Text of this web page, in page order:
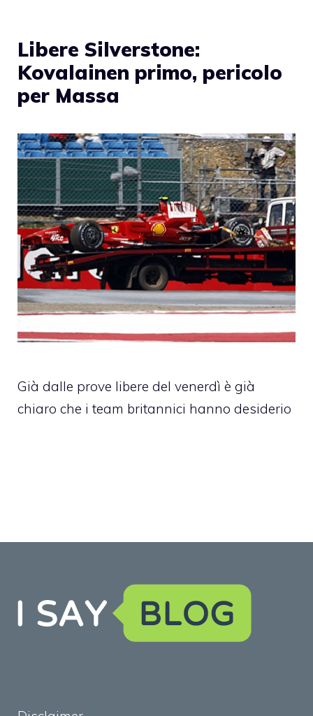
Libere Silverstone:
Kovalainen primo, pericolo
per Massa
Già dalle prove libere del venerdì è già
chiaro che i team britannici hanno desiderio